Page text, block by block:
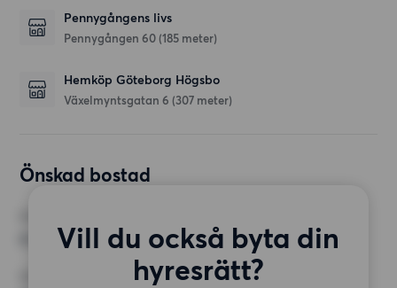
Pennygångens livs
Pennygången 60 (185 meter)
Hemköp Göteborg Högsbo
Växelmyntsgatan 6 (307 meter)
Önskad bostad
Vill du också byta din
hyresrätt?
MINST ANTAL KVADRATMETER